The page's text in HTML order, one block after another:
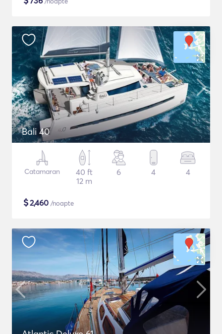
Bali 40
Catamaran
40 ft
12 m
6 4 4
$2,460 /noapte